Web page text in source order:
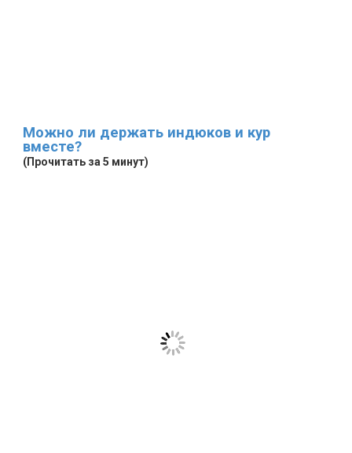
Можно ли держать индюков и кур
вместе?
(Прочитать за 5 минут)